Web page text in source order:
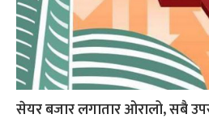
सेयर बजार लगातार ओरालो, सबै